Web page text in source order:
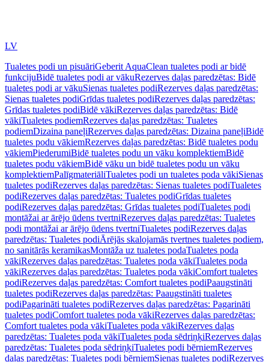
LV
Tualetes podi un pisuāriGeberit AquaClean tualetes podi ar bidē
funkcijuBidē tualetes podi ar vākuRezerves daļas paredzētas: Bidē
tualetes podi ar vākuSienas tualetes podiRezerves daļas paredzētas:
Sienas tualetes podiGrīdas tualetes podiRezerves daļas paredzētas:
Grīdas tualetes podiBidē vākiRezerves daļas paredzētas: Bidē
vākiTualetes podiemRezerves daļas paredzētas: Tualetes
podiemDizaina paneļiRezerves daļas paredzētas: Dizaina paneļiBidē
tualetes podu vākiemRezerves daļas paredzētas: Bidē tualetes podu
vākiemPiederumiBidē tualetes podu un vāku komplektiemBidē
tualetes podu vākiemBidē vāku un bidē tualetes podu un vāku
komplektiemPalīgmateriāliTualetes podi un tualetes poda vākiSienas
tualetes podiRezerves daļas paredzētas: Sienas tualetes podiTualetes
podiRezerves daļas paredzētas: Tualetes podiGrīdas tualetes
podiRezerves daļas paredzētas: Grīdas tualetes podiTualetes podi
montāžai ar ārējo ūdens tvertniRezerves daļas paredzētas: Tualetes
podi montāžai ar ārējo ūdens tvertniTualetes podiRezerves daļas
paredzētas: Tualetes podiĀrējās skalojamās tvertnes tualetes podiem,
no sanitārās keramikasMontāža uz tualetes podaTualetes poda
vākiRezerves daļas paredzētas: Tualetes poda vākiTualetes poda
vākiRezerves daļas paredzētas: Tualetes poda vākiComfort tualetes
podiRezerves daļas paredzētas: Comfort tualetes podiPaaugstināti
tualetes podiRezerves daļas paredzētas: Paaugstināti tualetes
podiPagarināti tualetes podiRezerves daļas paredzētas: Pagarināti
tualetes podiComfort tualetes poda vākiRezerves daļas paredzētas:
Comfort tualetes poda vākiTualetes poda vākiRezerves daļas
paredzētas: Tualetes poda vākiTualetes poda sēdriņķiRezerves daļas
paredzētas: Tualetes poda sēdriņķiTualetes podi bērniemRezerves
daļas paredzētas: Tualetes podi bērniemSienas tualetes podiRezerves